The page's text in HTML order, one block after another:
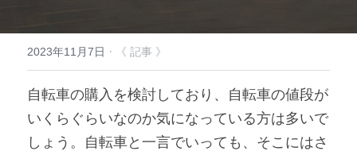
2023年11月7日 · 《 記事 》
自転車の購入を検討しており、自転車の値段が
いくらぐらいなのか気になっている方は多いで
しょう。自転車と一言でいっても、そこにはさ